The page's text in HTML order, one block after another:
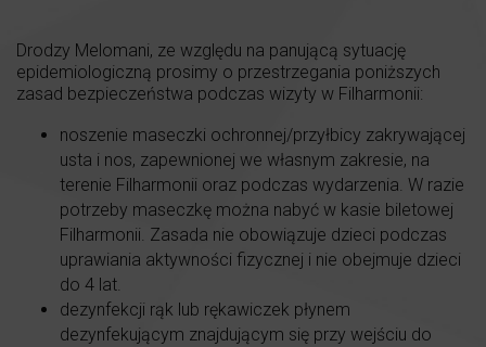
Drodzy Melomani, ze względu na panującą sytuację
epidemiologiczną prosimy o przestrzegania poniższych
zasad bezpieczeństwa podczas wizyty w Filharmonii:
noszenie maseczki ochronnej/przyłbicy zakrywającej
usta i nos, zapewnionej we własnym zakresie, na
terenie Filharmonii oraz podczas wydarzenia. W razie
potrzeby maseczkę można nabyć w kasie biletowej
Filharmonii. Zasada nie obowiązuje dzieci podczas
uprawiania aktywności fizycznej i nie obejmuje dzieci
do 4 lat.
dezynfekcji rąk lub rękawiczek płynem
dezynfekującym znajdującym się przy wejściu do